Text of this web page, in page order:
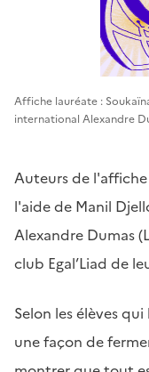
Affiche lauréate :
international Alexandre
Auteurs de l'affiche
l'aide de Manil
Alexandre Dumas
club Egal’Liad de
Selon les élèves
une façon de